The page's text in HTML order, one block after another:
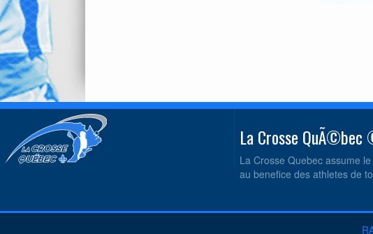
La Crosse
La Crosse Quebec assume
au benefice des athletes de